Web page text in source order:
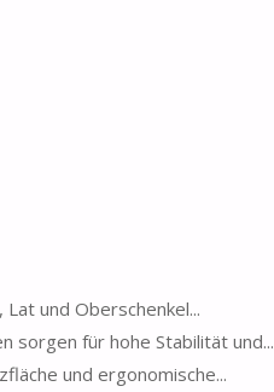
Lat und Oberschenkel...
sorgen für hohe Stabilität und...
und ergonomische...